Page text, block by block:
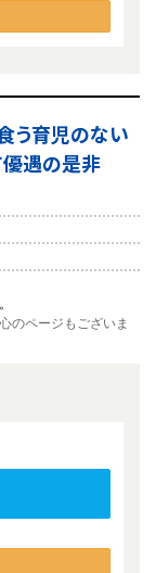
う育児のない
遇の是非
のページもございま